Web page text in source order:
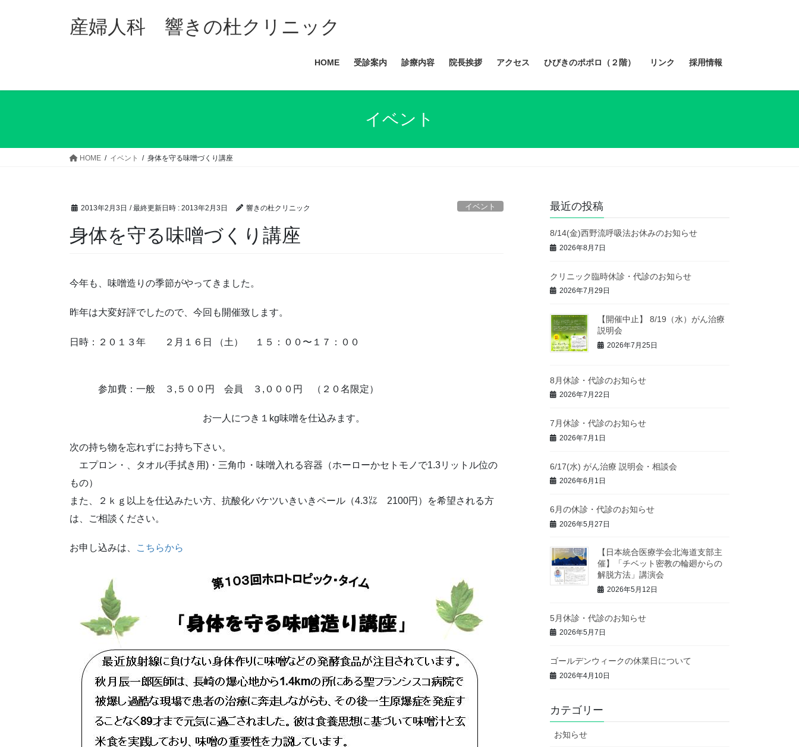
ス
ン
産婦人科 響きの杜クリニック
HOME 受診案内 診療内容 院長挨拶 アクセス ひびきのポポロ（２階） リンク 採用情報
イベント
HOME イベント 身体を守る味噌づくり講座
2013年2月3日 / 最終更新日時 : 2013年2月3日 響きの杜クリニック イベント
身体を守る味噌づくり講座
今年も、味噌造りの季節がやってきました。
昨年は大変好評でしたので、今回も開催致します。
日時：２０１３年 ２月１６日 （土） １５：００〜１７：００
参加費：一般 ３,５００円 会員 ３,０００円 （２０名限定）
お一人につき１kg味噌を仕込みます。
次の持ち物を忘れずにお持ち下さい。
エプロン・、タオル(手拭き用)・三角巾・味噌入れる容器（ホーローかセトモノで1.3リットル位の
もの）
また、２ｋｇ以上を仕込みたい方、抗酸化バケツいきいきペール（4.3㍑ 2100円）を希望される方
は、ご相談ください。
お申し込みは、 こちらから
最近の投稿
8/14(金)西野流呼吸法お休みのお知らせ
2026年8月7日
クリニック臨時休診・代診のお知らせ
2026年7月29日
【開催中止】 8/19（水）がん治療
説明会
2026年7月25日
8月休診・代診のお知らせ
2026年7月22日
7月休診・代診のお知らせ
2026年7月1日
6/17(水) がん治療 説明会・相談会
2026年6月1日
6月の休診・代診のお知らせ
2026年5月27日
【日本統合医療学会北海道支部主
催】「チベット密教の輪廻からの
解脱方法」講演会
2026年5月12日
5月休診・代診のお知らせ
2026年5月7日
ゴールデンウィークの休業日について
2026年4月10日
カテゴリー
お知らせ